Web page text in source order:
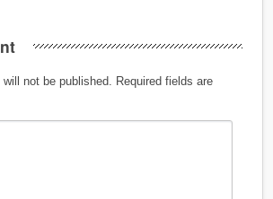
not be published.
Required fields are